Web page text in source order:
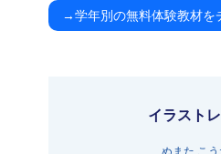
→学年別の無料体験教材を
イラスト